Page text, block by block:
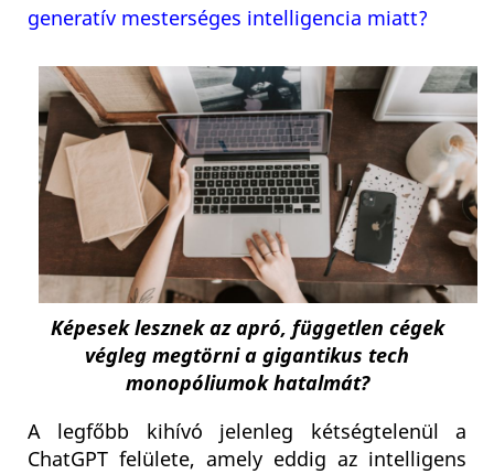
generatív mesterséges intelligencia miatt?
Képesek lesznek az apró, független cégek
végleg megtörni a gigantikus tech
monopóliumok hatalmát?
A legfőbb kihívó jelenleg kétségtelenül a
ChatGPT felülete, amely eddig az intelligens